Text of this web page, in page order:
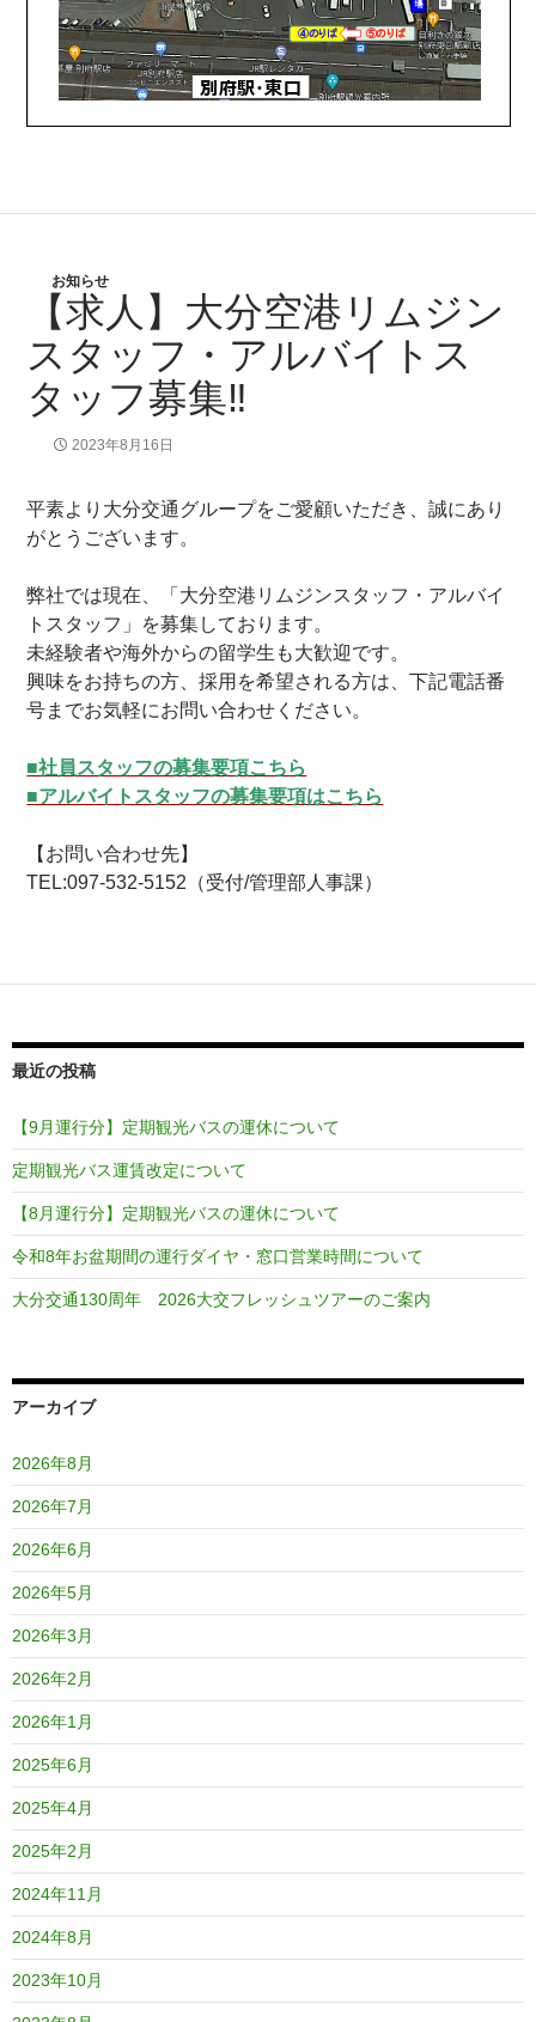
お知らせ
【求人】大分空港リムジン
スタッフ・アルバイトス
タッフ募集‼
2023年8月16日
平素より大分交通グループをご愛顧いただき、誠にあり
がとうございます。
弊社では現在、「大分空港リムジンスタッフ・アルバイ
トスタッフ」を募集しております。
未経験者や海外からの留学生も大歓迎です。
興味をお持ちの方、採用を希望される方は、下記電話番
号までお気軽にお問い合わせください。
■社員スタッフの募集要項こちら
■アルバイトスタッフの募集要項はこちら
【お問い合わせ先】
TEL:097-532-5152（受付/管理部人事課）
最近の投稿
【9月運行分】定期観光バスの運休について
定期観光バス運賃改定について
【8月運行分】定期観光バスの運休について
令和8年お盆期間の運行ダイヤ・窓口営業時間について
大分交通130周年 2026大交フレッシュツアーのご案内
アーカイブ
2026年8月
2026年7月
2026年6月
2026年5月
2026年3月
2026年2月
2026年1月
2025年6月
2025年4月
2025年2月
2024年11月
2024年8月
2023年10月